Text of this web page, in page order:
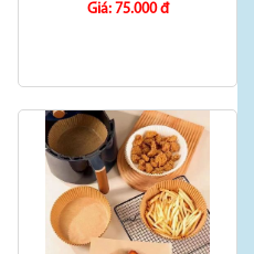
Giá: 75.000 đ